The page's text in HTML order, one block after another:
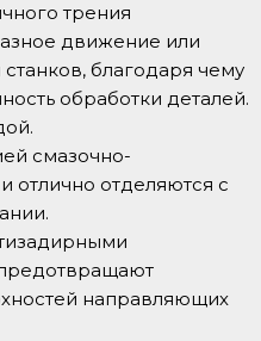
трения
движение или
благодаря чему
обработки деталей.
смазочно-
отлично отделяются с
направляющих